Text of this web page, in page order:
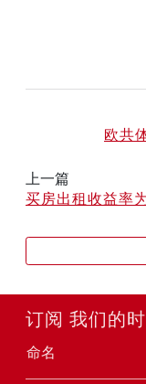
欧共
上一篇
买房出租收益率
订阅 我们的
命名